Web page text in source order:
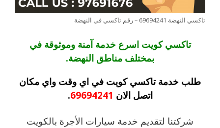
تاكسي النهضة 69694241 – رقم تاكسي في النهضة
تاكسي كويت اسرع خدمة آمنة وموثوقة في
بمختلف مناطق النهضة.
طلب خدمة تاكسي كويت في اي وقت واي مكان
اتصل الان 69694241
.
شركتنا لتقديم خدمة سيارات الأجرة بالكويت